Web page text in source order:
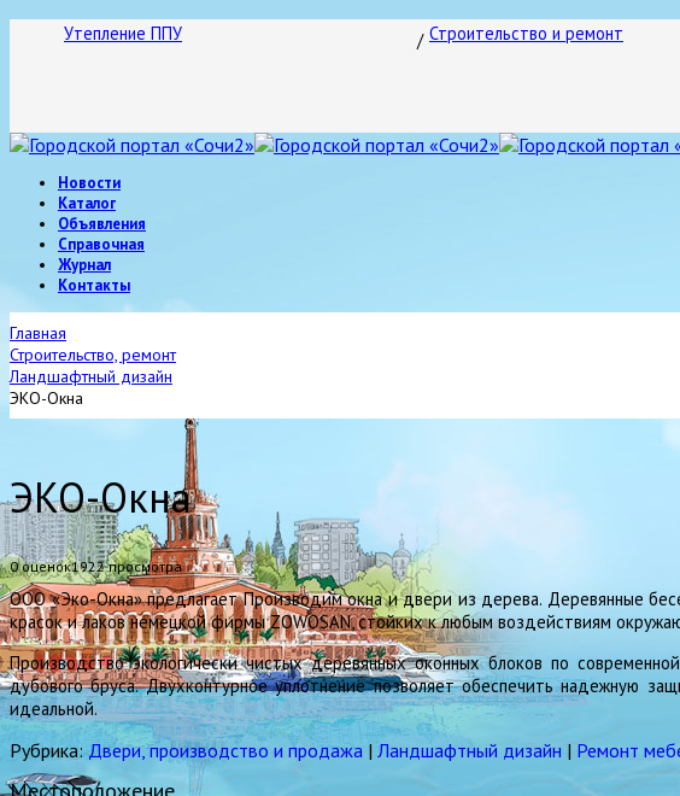
Утепление ППУ Строительство и ремонт
Новости
Каталог
Объявления
Справочная
Журнал
Контакты
Главная
Строительство, ремонт
Ландшафтный дизайн
ЭКО-Окна
ЭКО-Окна
0 оценок1922просмотра
ООО «Эко-Окна» предлагает Производим окна и двери из дерева. Деревянные
красок и лаков немецкой фирмы ZOWOSAN, стойких к любым воздействиям
Производство экологически чистых деревянных оконных блоков по
дубового бруса. Двухконтурное уплотнение позволяет обеспечить надежную
идеальной.
Рубрика:Двери, производство и продажа |Ландшафтный дизайн | Ремонт